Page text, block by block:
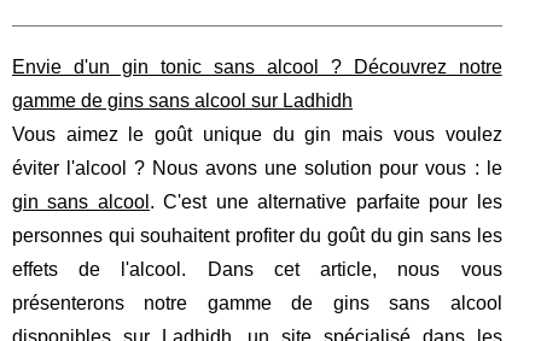
Envie d'un gin tonic sans alcool ? Découvrez notre
gamme de gins sans alcool sur Ladhidh
Vous aimez le goût unique du gin mais vous voulez
éviter l'alcool ? Nous avons une solution pour vous : le
gin sans alcool . C'est une alternative parfaite pour les
personnes qui souhaitent profiter du goût du gin sans les
effets de l'alcool. Dans cet article, nous vous
présenterons notre gamme de gins sans alcool